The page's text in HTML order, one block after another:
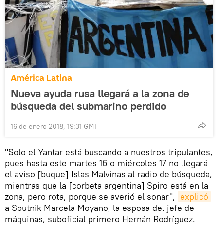
América Latina
Nueva ayuda rusa llegará a la zona de
búsqueda del submarino perdido
16 de enero 2018, 19:31 GMT
"Solo el Yantar está buscando a nuestros tripulantes,
pues hasta este martes 16 o miércoles 17 no llegará
el aviso [buque] Islas Malvinas al radio de búsqueda,
mientras que la [corbeta argentina] Spiro está en la
zona, pero rota, porque se averió el sonar", explicó
a Sputnik Marcela Moyano, la esposa del jefe de
máquinas, suboficial primero Hernán Rodríguez.